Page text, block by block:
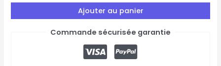
Ajouter au panier
Commande sécurisée garantie